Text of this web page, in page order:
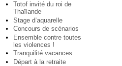
Totof invité du roi de
Thaïlande
Stage d’aquarelle
Concours de scénarios
Ensemble contre toutes
les violences !
Tranquilité vacances
Départ à la retraite